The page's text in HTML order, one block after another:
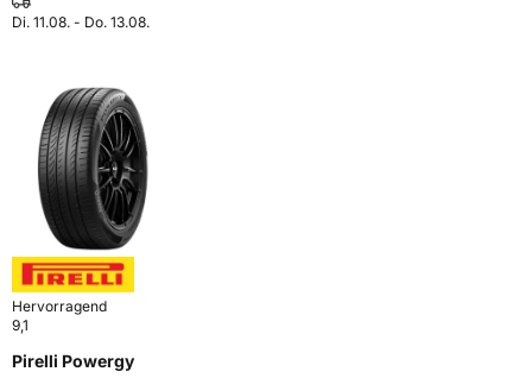
Di. 11.08. - Do. 13.08.
Hervorragend
9,1
Pirelli Powergy